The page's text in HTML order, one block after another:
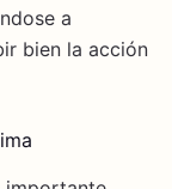
a
bien la acción